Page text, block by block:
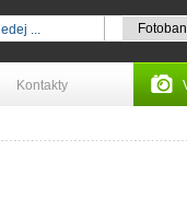
Kontakty